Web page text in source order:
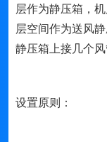
层作为静压箱，
层空间作为送风
静压箱上接几个风
设置原则：